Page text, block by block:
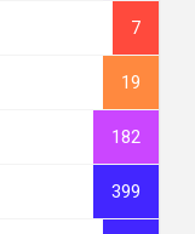
7
19
182
399